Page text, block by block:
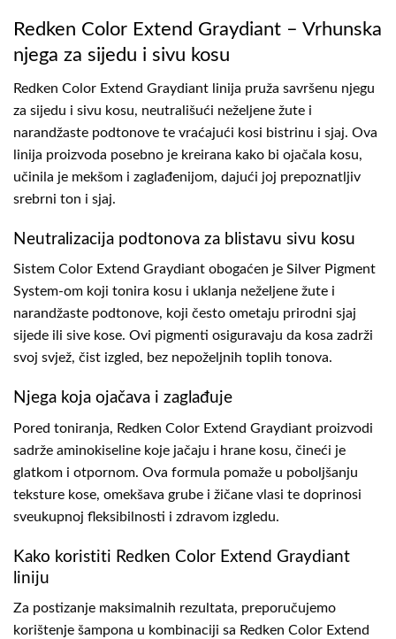
Redken Color Extend Graydiant – Vrhunska
njega za sijedu i sivu kosu
Redken Color Extend Graydiant linija pruža savršenu njegu
za sijedu i sivu kosu, neutrališući neželjene žute i
narandžaste podtonove te vraćajući kosi bistrinu i sjaj. Ova
linija proizvoda posebno je kreirana kako bi ojačala kosu,
učinila je mekšom i zaglađenijom, dajući joj prepoznatljiv
srebrni ton i sjaj.
Neutralizacija podtonova za blistavu sivu kosu
Sistem Color Extend Graydiant obogaćen je Silver Pigment
System-om koji tonira kosu i uklanja neželjene žute i
narandžaste podtonove, koji često ometaju prirodni sjaj
sijede ili sive kose. Ovi pigmenti osiguravaju da kosa zadrži
svoj svjež, čist izgled, bez nepoželjnih toplih tonova.
Njega koja ojačava i zaglađuje
Pored toniranja, Redken Color Extend Graydiant proizvodi
sadrže aminokiseline koje jačaju i hrane kosu, čineći je
glatkom i otpornom. Ova formula pomaže u poboljšanju
teksture kose, omekšava grube i žičane vlasi te doprinosi
sveukupnoj fleksibilnosti i zdravom izgledu.
Kako koristiti Redken Color Extend Graydiant
liniju
Za postizanje maksimalnih rezultata, preporučujemo
korištenje šampona u kombinaciji sa Redken Color Extend